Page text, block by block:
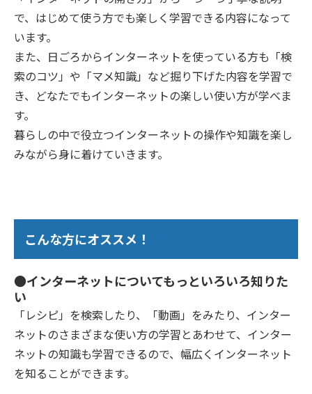
で、はじめて使う方でも楽しく学習できる内容になって
います。
また、日ごろからインターネットを使っている方も「検
索のコツ」や「マメ知識」など掘り下げた内容を学習で
き、どなたでもインターネットの楽しい使い方が学べま
す。
暮らしの中で役立つインターネットの操作や知識を楽し
みながら身に着けていきます。
こんな方にオススメ！
●インターネットについてもっといろいろ知りた
い
「レシピ」を検索したり、「動画」をみたり、インター
ネットのさまざまな使い方の学習とあわせて、インター
ネットの知識も学習できるので、幅広くインターネット
を知ることができます。